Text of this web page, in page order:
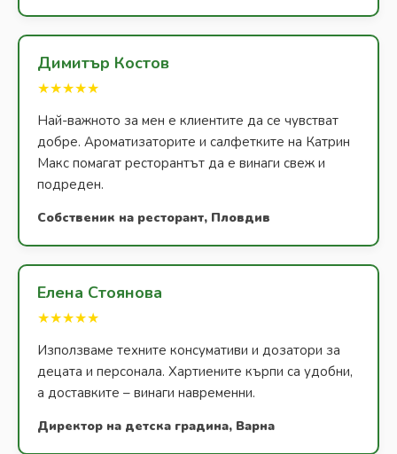
Димитър Костов
★★★★★
Най-важното за мен е клиентите да се чувстват
добре. Ароматизаторите и салфетките на Катрин
Макс помагат ресторантът да е винаги свеж и
подреден.
Собственик на ресторант, Пловдив
Елена Стоянова
★★★★★
Използваме техните консумативи и дозатори за
децата и персонала. Хартиените кърпи са удобни,
а доставките – винаги навременни.
Директор на детска градина, Варна